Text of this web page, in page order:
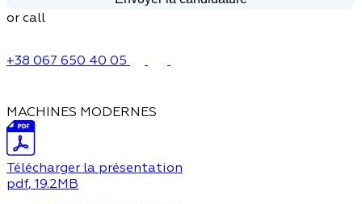
or call
+38 067 650 40 05
MACHINES MODERNES
Télécharger la présentation
pdf, 19.2MB